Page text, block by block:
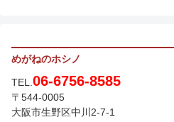
めがねのホシノ
TEL. 06-6756-8585
〒544-0005
大阪市生野区中川2-7-1